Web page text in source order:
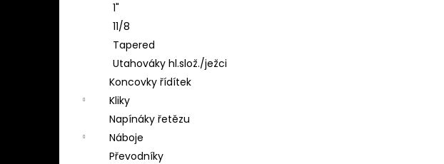
1"
11/8
Tapered
Utahováky hl.slož./ježci
Koncovky řídítek
Kliky
Napínáky řetězu
Náboje
Převodníky